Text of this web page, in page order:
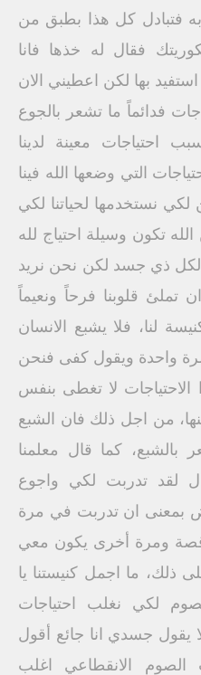
فتبادل كل هذا بطبق من
فقال له خذها فانا
بها لكن اعطيني الان
فدائماً ما تشعر بالجوع
احتياجات معينة لدينا
التي وضعها الله فينا
لكي نستخدمها لحياتنا لكي
تكون وسيلة احتياج لله
ذي جسد لكن نحن نريد
قلوبنا فرحاً ونعيماً
لنا، فلا يشبع الانسان
واحدة ويقول كفى فنحن
الاحتياجات لا تغطى بنفس
من اجل ذلك فان الشبع
بالشبع، كما قال معلمنا
لقد تدربت لكي واجوع
بمعنى ان تدربت في مرة
ومرة أخرى يكون معي
ذلك، ما اجمل كنيستنا يا
لكي نغلب احتياجات
جسدي انا جائع أقول
الانقطاعي اغلب